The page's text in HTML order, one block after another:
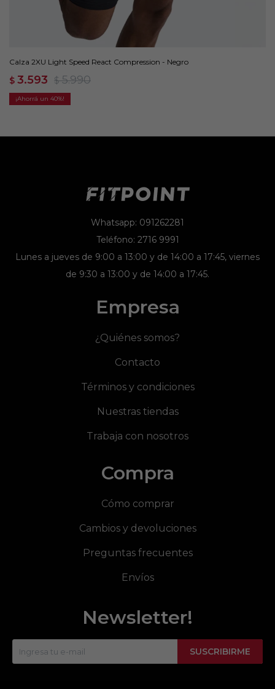
Calza 2XU Light Speed React Compression - Negro
$ 3.593 $ 5.990
40
Whatsapp: 091262281
Teléfono: 2716 9991
Lunes a jueves de 9:00 a 13:00 y de 14:00 a 17:45, viernes
de 9:30 a 13:00 y de 14:00 a 17:45.
Empresa
¿Quiénes somos?
Contacto
Términos y condiciones
Nuestras tiendas
Trabaja con nosotros
Compra
Cómo comprar
Cambios y devoluciones
Preguntas frecuentes
Envíos
Newsletter!
SUSCRIBIRME